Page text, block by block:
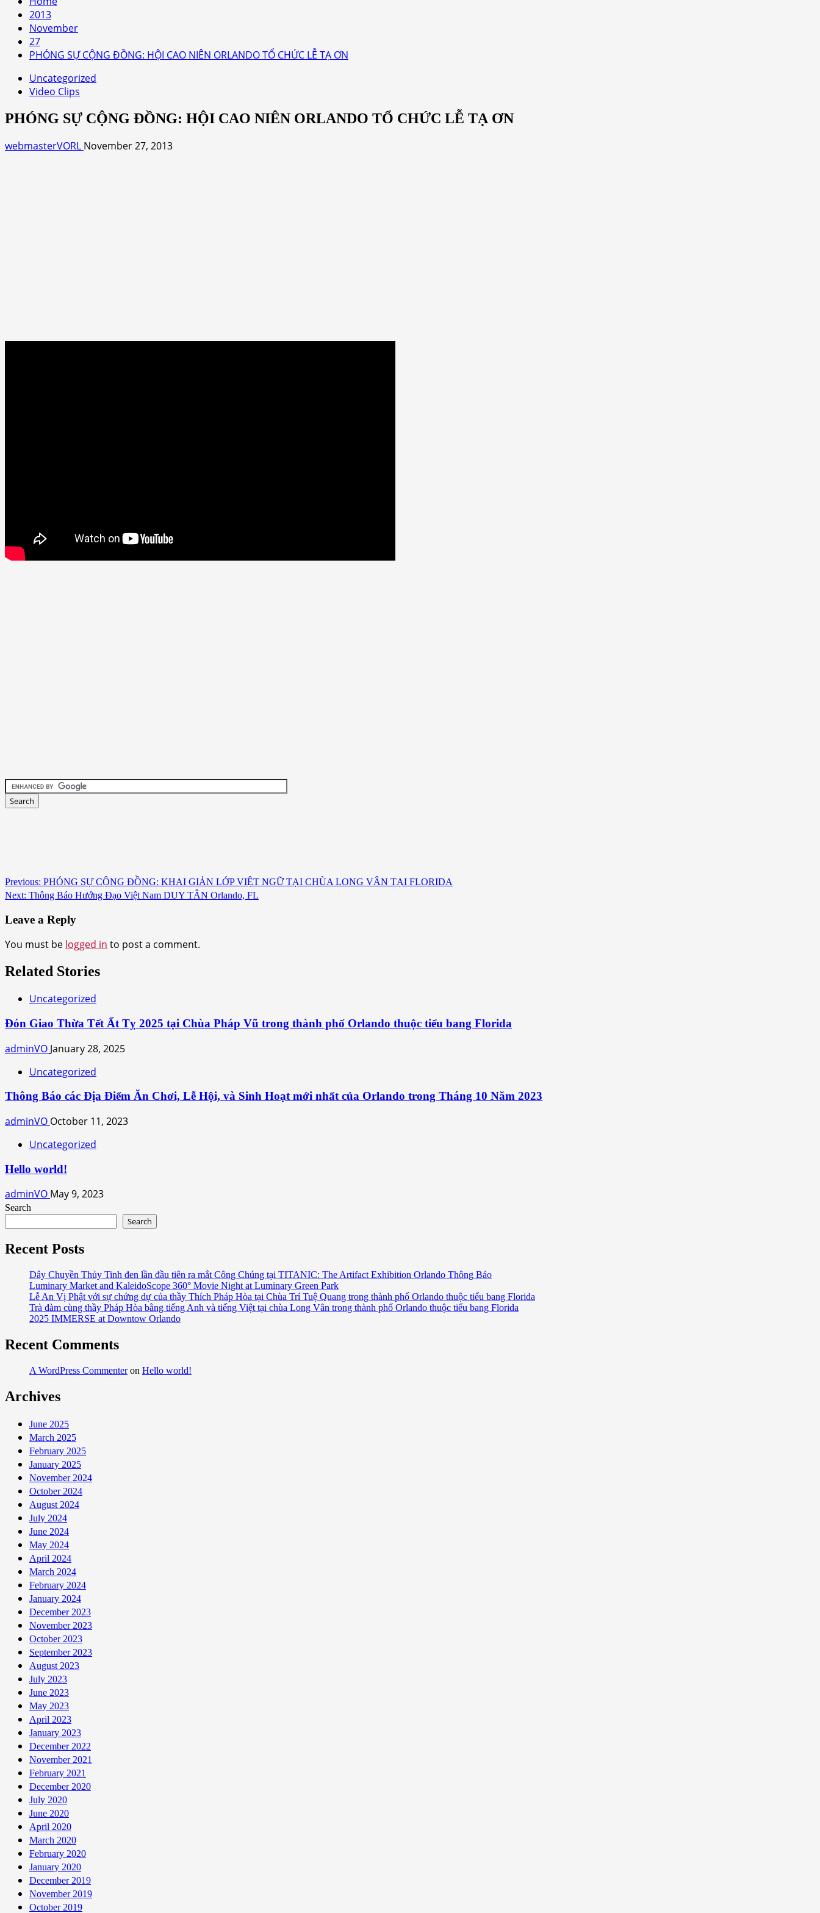
2013
November
27
PHÓNG SỰ CỘNG ĐỒNG: HỘI CAO NIÊN ORLANDO TỔ CHỨC LỄ TẠ ƠN
Uncategorized
Video Clips
PHÓNG SỰ CỘNG ĐỒNG: HỘI CAO NIÊN ORLANDO TỔ CHỨC LỄ TẠ ƠN
webmasterVORL November 27, 2013
Continue
Reading
Previous: PHÓNG SỰ CỘNG ĐỒNG: KHAI GIẢN LỚP VIỆT NGỮ TẠI CHÙA LONG VÂN TẠI FLORIDA
Next: Thông Báo Hướng Đạo Việt Nam DUY TÂN Orlando, FL
Leave a Reply
You must be logged in to post a comment.
Related Stories
Uncategorized
Đón Giao Thừa Tết Ất Tỵ 2025 tại Chùa Pháp Vũ trong thành phố Orlando thuộc tiểu bang Florida
adminVO January 28, 2025
Uncategorized
Thông Báo các Địa Điểm Ăn Chơi, Lễ Hội, và Sinh Hoạt mới nhất của Orlando trong Tháng 10 Năm 2023
adminVO October 11, 2023
Uncategorized
Hello world!
adminVO May 9, 2023
Search
Search
Recent Posts
Dây Chuyền Thủy Tinh đen lần đầu tiên ra mắt Công Chúng tại TITANIC: The Artifact Exhibition Orlando Thông Báo
Luminary Market and KaleidoScope 360° Movie Night at Luminary Green Park
Lễ An Vị Phật với sự chứng dự của thầy Thích Pháp Hòa tại Chùa Trí Tuệ Quang trong thành phố Orlando thuộc tiểu bang Florida
Trà đàm cùng thầy Pháp Hòa bằng tiếng Anh và tiếng Việt tại chùa Long Vân trong thành phố Orlando thuộc tiểu bang Florida
2025 IMMERSE at Downtow Orlando
Recent Comments
A WordPress Commenteron Hello world!
Archives
June 2025
March 2025
February 2025
January 2025
November 2024
October 2024
August 2024
July 2024
June 2024
May 2024
April 2024
March 2024
February 2024
January 2024
December 2023
November 2023
October 2023
September 2023
August 2023
July 2023
June 2023
May 2023
April 2023
January 2023
December 2022
November 2021
February 2021
December 2020
July 2020
June 2020
April 2020
March 2020
February 2020
January 2020
December 2019
November 2019
October 2019